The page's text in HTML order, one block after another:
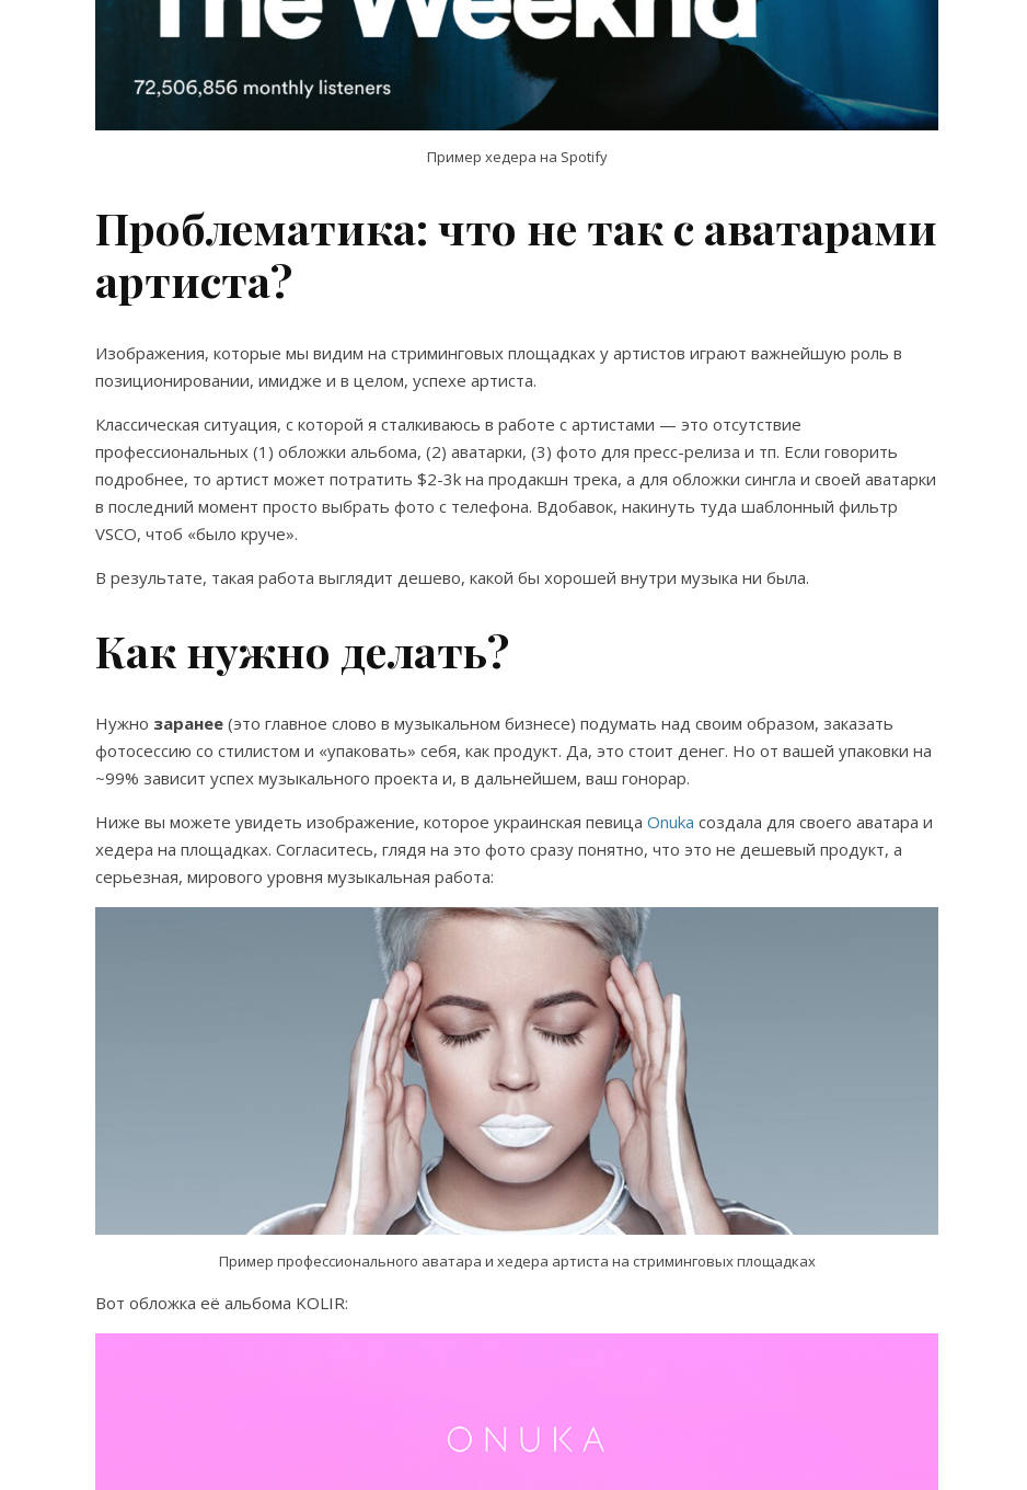
Пример хедера на Spotify
Проблематика: что не так с аватарами
артиста?
Изображения, которые мы видим на стриминговых площадках у артистов играют важнейшую роль в
позиционировании, имидже и в целом, успехе артиста.
Классическая ситуация, с которой я сталкиваюсь в работе с артистами — это отсутствие
профессиональных (1) обложки альбома, (2) аватарки, (3) фото для пресс-релиза и тп. Если говорить
подробнее, то артист может потратить $2-3k на продакшн трека, а для обложки сингла и своей аватарки
в последний момент просто выбрать фото с телефона. Вдобавок, накинуть туда шаблонный фильтр
VSCO, чтоб «было круче».
В результате, такая работа выглядит дешево, какой бы хорошей внутри музыка ни была.
Как нужно делать?
Нужно заранее (это главное слово в музыкальном бизнесе) подумать над своим образом, заказать
фотосессию со стилистом и «упаковать» себя, как продукт. Да, это стоит денег. Но от вашей упаковки на
~99% зависит успех музыкального проекта и, в дальнейшем, ваш гонорар.
Ниже вы можете увидеть изображение, которое украинская певица Onuka создала для своего аватара и
хедера на площадках. Согласитесь, глядя на это фото сразу понятно, что это не дешевый продукт, а
серьезная, мирового уровня музыкальная работа:
Пример профессионального аватара и хедера артиста на стриминговых площадках
Вот обложка её альбома KOLIR: